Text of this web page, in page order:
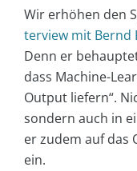
Wir erhöhen den
terview mit Bernd
Denn er
dass Machine-
Output liefern“.
sondern auch in
er zudem auf das
ein.